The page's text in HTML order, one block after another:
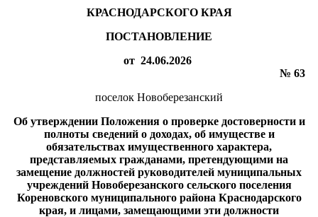
КРАСНОДАРСКОГО КРАЯ
ПОСТАНОВЛЕНИЕ
от 24.06.2026
№ 63
поселок Новоберезанский
Об утверждении Положения о проверке достоверности и
полноты сведений о доходах, об имуществе и
обязательствах имущественного характера,
представляемых гражданами, претендующими на
замещение должностей руководителей муниципальных
учреждений Новоберезанского сельского поселения
Кореновского муниципального района Краснодарского
края, и лицами, замещающими эти должности